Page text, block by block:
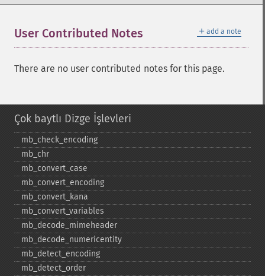
＋ add a note
User Contributed Notes
There are no user contributed notes for this page.
Çok baytlı Dizge İşlevleri
mb_​check_​encoding
mb_​chr
mb_​convert_​case
mb_​convert_​encoding
mb_​convert_​kana
mb_​convert_​variables
mb_​decode_​mimeheader
mb_​decode_​numericentity
mb_​detect_​encoding
mb_​detect_​order